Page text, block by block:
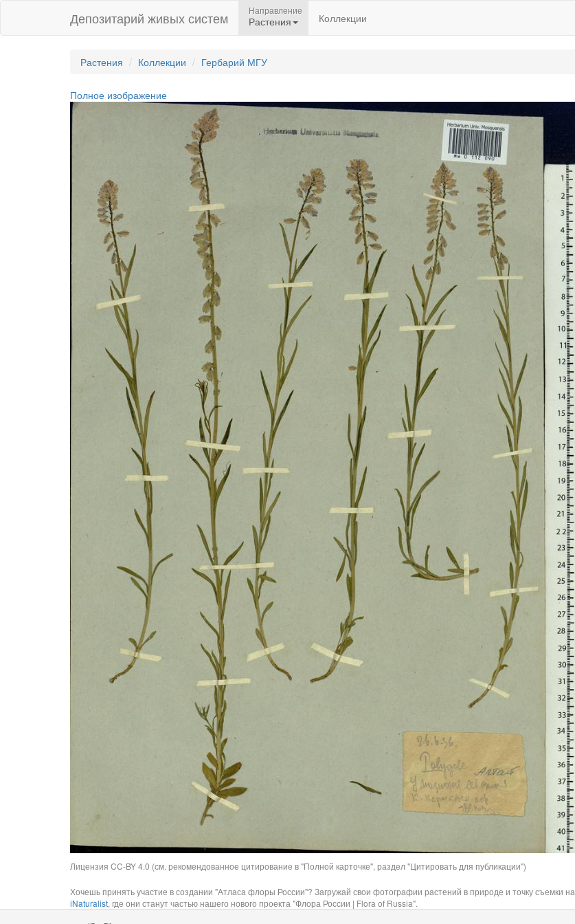
Депозитарий живых систем Направление
Растения Коллекции
Растения Коллекции Гербарий МГУ
Полное изображение
Лицензия CC-BY 4.0 (см. рекомендованное цитирование в "Полной карточке", раздел "Цитировать для публикации")
Хочешь принять участие в создании "Атласа флоры России"? Загружай свои фотографии растений в природе и точку съемки на
iNaturalist, где они станут частью нашего нового проекта "Флора России | Flora of Russia".